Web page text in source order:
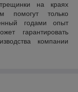
на краях
помогут только
годами опыт
гарантировать
компании